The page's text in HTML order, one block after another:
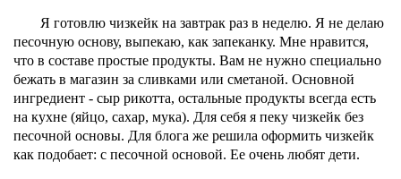
Я готовлю чизкейк на завтрак раз в неделю. Я не делаю
песочную основу, выпекаю, как запеканку. Мне нравится,
что в составе простые продукты. Вам не нужно специально
бежать в магазин за сливками или сметаной. Основной
ингредиент - сыр рикотта, остальные продукты всегда есть
на кухне (яйцо, сахар, мука). Для себя я пеку чизкейк без
песочной основы. Для блога же решила оформить чизкейк
как подобает: с песочной основой. Ее очень любят дети.